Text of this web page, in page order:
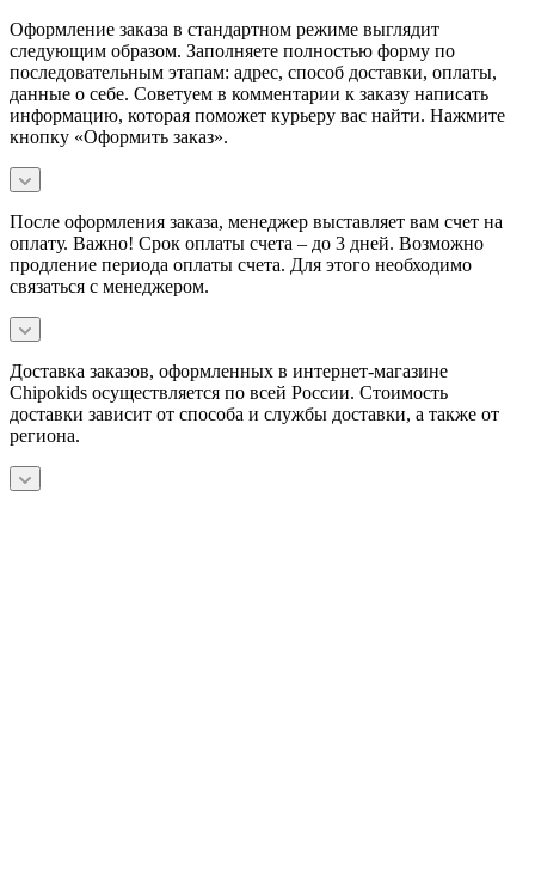
Оформление заказа в стандартном режиме выглядит
следующим образом. Заполняете полностью форму по
последовательным этапам: адрес, способ доставки, оплаты,
данные о себе. Советуем в комментарии к заказу написать
информацию, которая поможет курьеру вас найти. Нажмите
кнопку «Оформить заказ».
После оформления заказа, менеджер выставляет вам счет на
оплату. Важно! Срок оплаты счета – до 3 дней. Возможно
продление периода оплаты счета. Для этого необходимо
связаться с менеджером.
Доставка заказов, оформленных в интернет-магазине
Chipokids осуществляется по всей России. Стоимость
доставки зависит от способа и службы доставки, а также от
региона.